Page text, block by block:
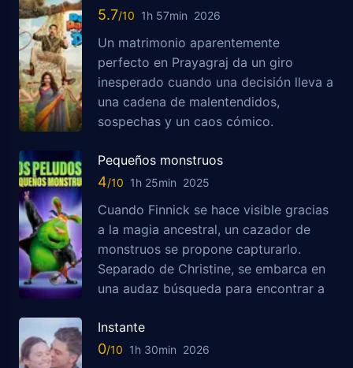
5.7 1h 57min 2026
Un matrimonio aparentemente
perfecto en Prayagraj da un giro
inesperado cuando una decisión lleva a
una cadena de malentendidos,
sospechas y un caos cómico.
Pequeños monstruos
4 1h 25min 2025
Cuando Finnick se hace visible gracias
a la magia ancestral, un cazador de
monstruos se propone capturarlo.
Separado de Christine, se embarca en
una audaz búsqueda para encontrar a
Instante
0 1h 30min 2026